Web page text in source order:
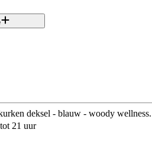
deksel - blauw - woody wellness.
21 uur